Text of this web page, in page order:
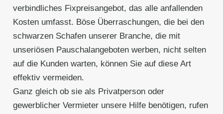
verbindliches Fixpreisangebot, das alle anfallenden
Kosten umfasst. Böse Überraschungen, die bei den
schwarzen Schafen unserer Branche, die mit
unseriösen Pauschalangeboten werben, nicht selten
auf die Kunden warten, können Sie auf diese Art
effektiv vermeiden.
Ganz gleich ob sie als Privatperson oder
gewerblicher Vermieter unsere Hilfe benötigen, rufen